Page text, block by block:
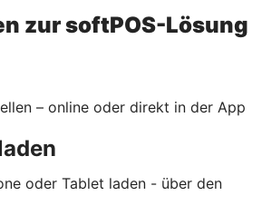
zur softPOS-Lösung
– online oder direkt in der App
oder Tablet laden - über den